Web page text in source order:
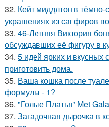
32. Кейт миддлтон в тёмно-
украшениях из сапфиров
33. 46-Летняя Виктория
обсуждавших её фигуру в
34. 5 идей ярких и вкусных
приготовить дома.
35. Ваша кошка после
формулы - 1?
36. "Голые Платья" Met
37. Загадочная дырочка в